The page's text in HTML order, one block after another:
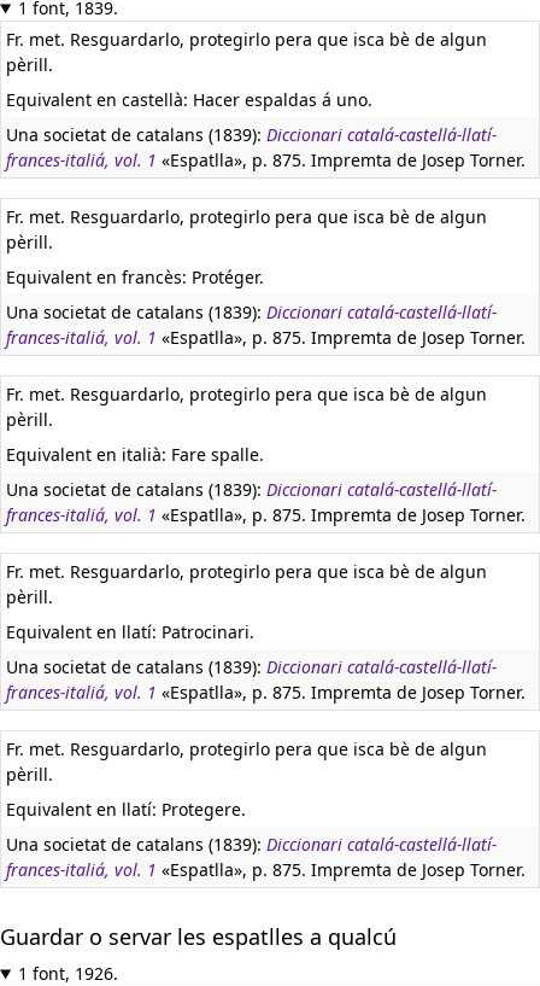
1 font, 1839.
Fr. met. Resguardarlo, protegirlo pera que isca bè de algun
pèrill.
Equivalent en castellà: Hacer espaldas á uno.
Una societat de catalans (1839): Diccionari catalá-castellá-llatí-
frances-italiá, vol. 1 «Espatlla», p. 875. Impremta de Josep Torner.
Fr. met. Resguardarlo, protegirlo pera que isca bè de algun
pèrill.
Equivalent en francès: Protéger.
Una societat de catalans (1839): Diccionari catalá-castellá-llatí-
frances-italiá, vol. 1 «Espatlla», p. 875. Impremta de Josep Torner.
Fr. met. Resguardarlo, protegirlo pera que isca bè de algun
pèrill.
Equivalent en italià: Fare spalle.
Una societat de catalans (1839): Diccionari catalá-castellá-llatí-
frances-italiá, vol. 1 «Espatlla», p. 875. Impremta de Josep Torner.
Fr. met. Resguardarlo, protegirlo pera que isca bè de algun
pèrill.
Equivalent en llatí: Patrocinari.
Una societat de catalans (1839): Diccionari catalá-castellá-llatí-
frances-italiá, vol. 1 «Espatlla», p. 875. Impremta de Josep Torner.
Fr. met. Resguardarlo, protegirlo pera que isca bè de algun
pèrill.
Equivalent en llatí: Protegere.
Una societat de catalans (1839): Diccionari catalá-castellá-llatí-
frances-italiá, vol. 1 «Espatlla», p. 875. Impremta de Josep Torner.
Guardar o servar les espatlles a qualcú
1 font, 1926.